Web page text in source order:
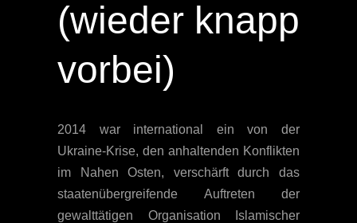
(wieder knapp
vorbei)
2014 war international ein von der
Ukraine-Krise, den anhaltenden Konflikten
im Nahen Osten, verschärft durch das
staatenübergreifende Auftreten der
gewalttätigen Organisation Islamischer